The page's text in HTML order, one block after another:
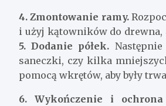
4. Zmontowanie ramy.
i użyj kątowników do drewna,
5. Dodanie półek.
saneczki, czy kilka
pomocą wkrętów, aby były
6. Wykończenie i